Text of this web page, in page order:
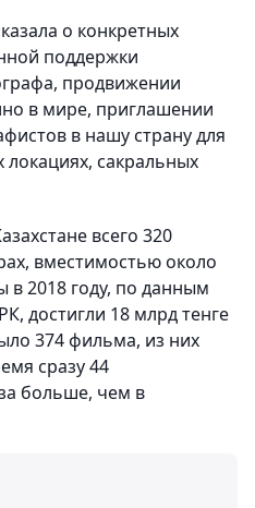
о конкретных
поддержки
продвижении
в мире, приглашении
в нашу страну для
сакральных
всего 320
вместимостью около
в 2018 году, по данным
достигли 18 млрд тенге
374 фильма, из них
сразу 44
больше, чем в